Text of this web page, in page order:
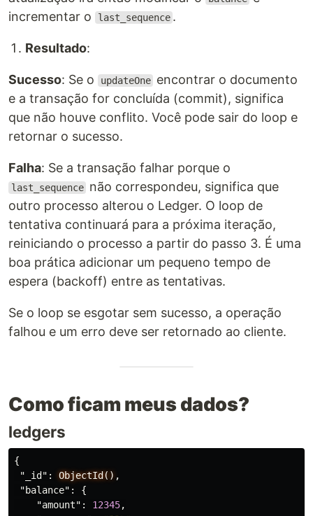
incrementar o
last_sequence .
Resultado:
Sucesso: Se o updateOne encontrar o documento
e a transação for concluída (commit), significa
que não houve conflito. Você pode sair do loop e
retornar o sucesso.
Falha: Se a transação falhar porque o
last_sequence não correspondeu, significa que
outro processo alterou o Ledger. O loop de
tentativa continuará para a próxima iteração,
reiniciando o processo a partir do passo 3. É uma
boa prática adicionar um pequeno tempo de
espera (backoff) entre as tentativas.
Se o loop se esgotar sem sucesso, a operação
falhou e um erro deve ser retornado ao cliente.
Como ficam meus dados?
ledgers
{
"_id" : ObjectId() ,
"balance" :
{
"amount" : 12345,